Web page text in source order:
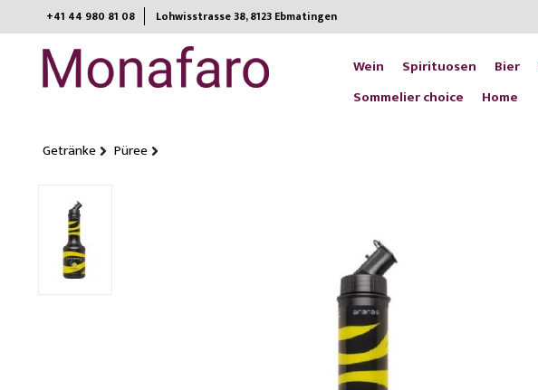
+41 44 980 81 08 Lohwisstrasse 38, 8123 Ebmatingen​
Wein Spirituosen Bier
Sommelier choice
Home
Getränke Püree